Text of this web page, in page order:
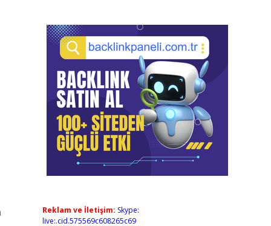
Reklam ve İletişim: Skype:
live:.cid.575569c608265c69